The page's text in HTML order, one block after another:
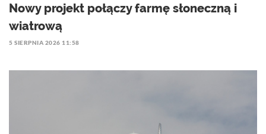
Nowy projekt połączy farmę słoneczną i
wiatrową
5 SIERPNIA 2026 11:58